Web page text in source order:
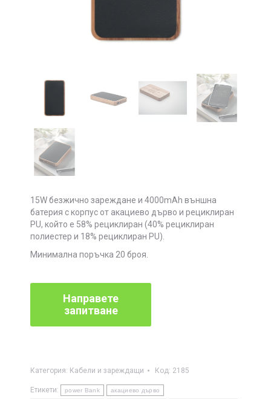
15W безжично зареждане и 4000mAh външна
батерия с корпус от акациево дърво и рециклиран
PU, който е 58% рециклиран (40% рециклиран
полиестер и 18% рециклиран PU).
Минимална поръчка 20 броя.
Категория: Кабели и зареждащи Код: 2185
Етикети: power Bank акациево дърво